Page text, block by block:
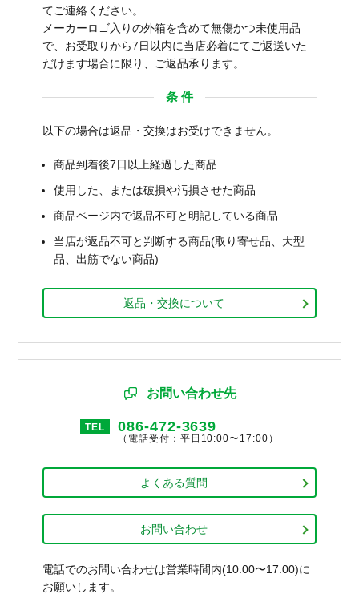
てご連絡ください。
メーカーロゴ入りの外箱を含めて無傷かつ未使用品
で、お受取りから7日以内に当店必着にてご返送いた
だけます場合に限り、ご返品承ります。
条 件
以下の場合は返品・交換はお受けできません。
商品到着後7日以上経過した商品
使用した、または破損や汚損させた商品
商品ページ内で返品不可と明記している商品
当店が返品不可と判断する商品(取り寄せ品、大型
品、出筋でない商品)
返品・交換について
お問い合わせ先
TEL 086-472-3639
（電話受付：平日10:00〜17:00）
よくある質問
お問い合わせ
電話でのお問い合わせは営業時間内(10:00〜17:00)に
お願いします。